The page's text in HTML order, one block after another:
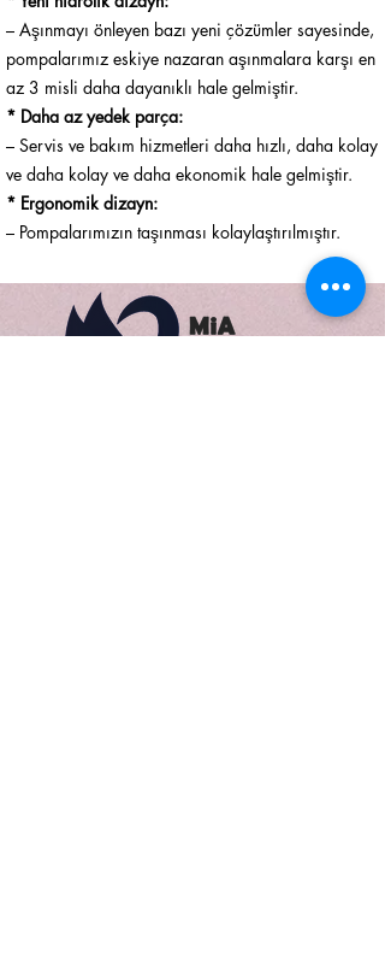
– Aşınmayı önleyen bazı yeni çözümler sayesinde,
pompalarımız eskiye nazaran aşınmalara karşı en
az 3 misli daha dayanıklı hale gelmiştir.
* Daha az yedek parça:
– Servis ve bakım hizmetleri daha hızlı, daha kolay
ve daha kolay ve daha ekonomik hale gelmiştir.
* Ergonomik dizayn:
– Pompalarımızın taşınması kolaylaştırılmıştır.